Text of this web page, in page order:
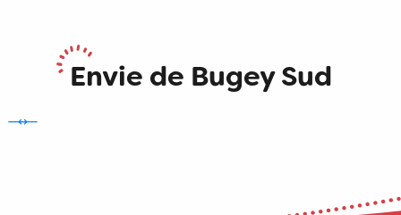
Envie de Bugey Sud
Les incontournables